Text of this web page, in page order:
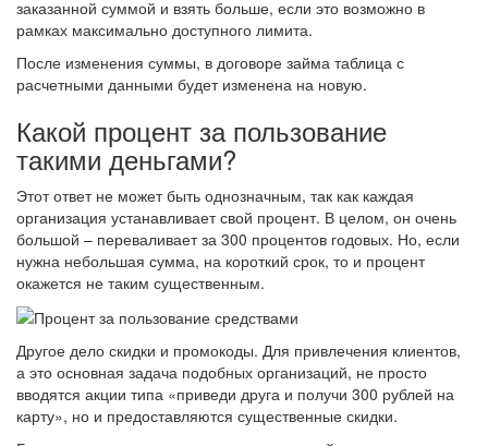
заказанной суммой и взять больше, если это возможно в
рамках максимально доступного лимита.
После изменения суммы, в договоре займа таблица с
расчетными данными будет изменена на новую.
Какой процент за пользование
такими деньгами?
Этот ответ не может быть однозначным, так как каждая
организация устанавливает свой процент. В целом, он очень
большой – переваливает за 300 процентов годовых. Но, если
нужна небольшая сумма, на короткий срок, то и процент
окажется не таким существенным.
Другое дело скидки и промокоды. Для привлечения клиентов,
а это основная задача подобных организаций, не просто
вводятся акции типа «приведи друга и получи 300 рублей на
карту», но и предоставляются существенные скидки.